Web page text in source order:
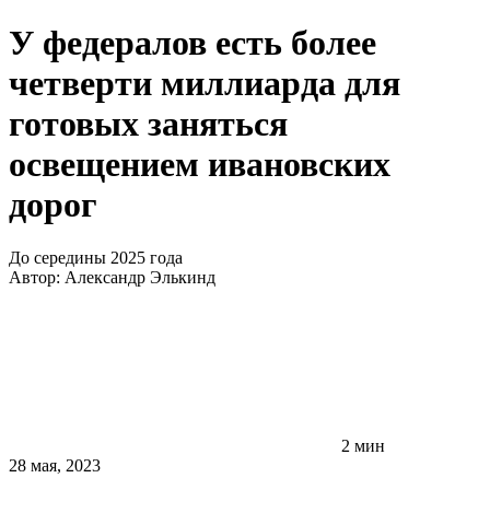
У федералов есть более
четверти миллиарда для
готовых заняться
освещением ивановских
дорог
До середины 2025 года
Автор: Александр Элькинд
2 мин
28 мая, 2023